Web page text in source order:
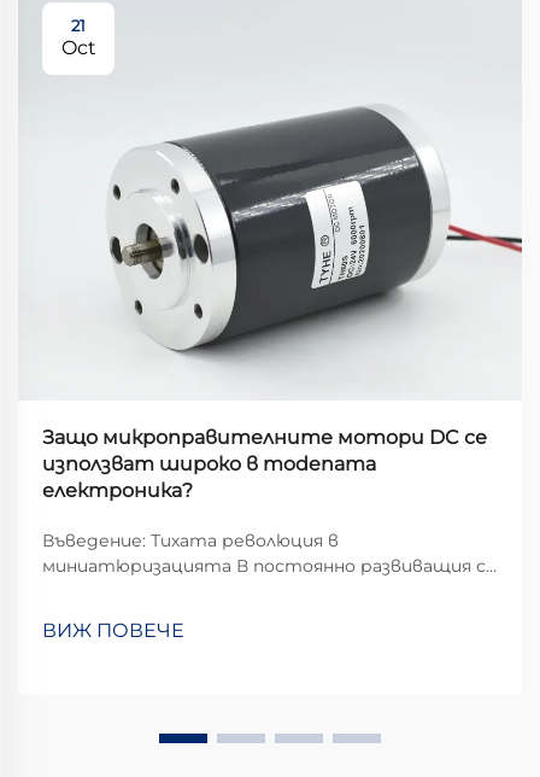
21
Oct
Защо микроправителните мотори DC се
използват широко в modenата
електроника?
Въведение: Тихата революция в
миниатюризацията В постоянно развиващия се
превръщат в незаменими компоненти, които
ВИЖ ПОВЕЧЕ